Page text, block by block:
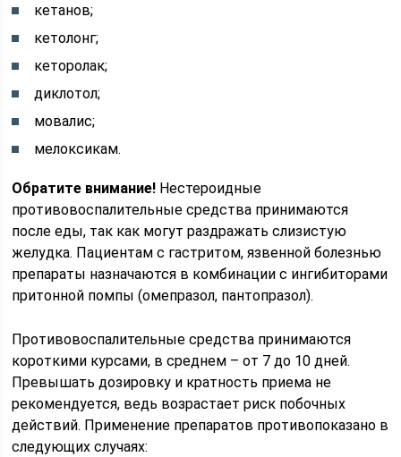
кетанов;
кетолонг;
кеторолак;
диклотол;
мовалис;
мелоксикам.
Обратите внимание! Нестероидные
противовоспалительные средства принимаются
после еды, так как могут раздражать слизистую
желудка. Пациентам с гастритом, язвенной болезнью
препараты назначаются в комбинации с ингибиторами
притонной помпы (омепразол, пантопразол).
Противовоспалительные средства принимаются
короткими курсами, в среднем – от 7 до 10 дней.
Превышать дозировку и кратность приема не
рекомендуется, ведь возрастает риск побочных
действий. Применение препаратов противопоказано в
следующих случаях: